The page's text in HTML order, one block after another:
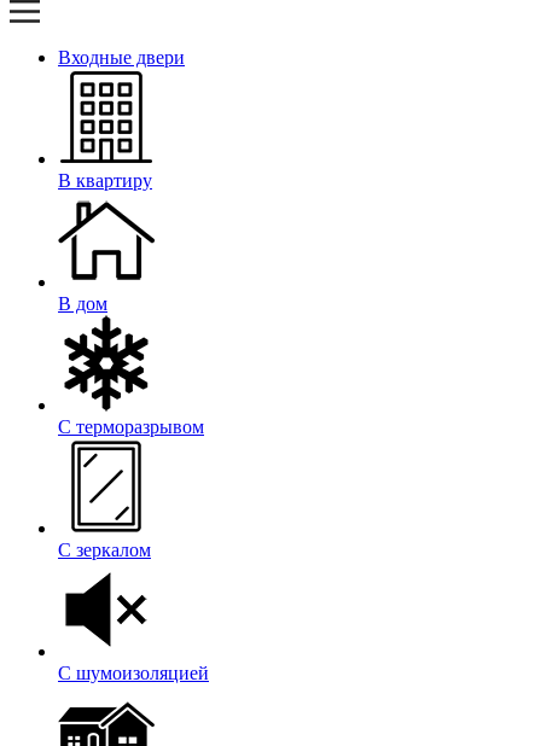
Входные двери
В квартиру
В дом
С терморазрывом
С зеркалом
С шумоизоляцией